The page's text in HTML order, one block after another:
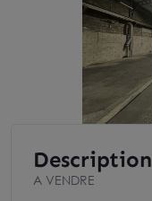
Description
A VENDRE